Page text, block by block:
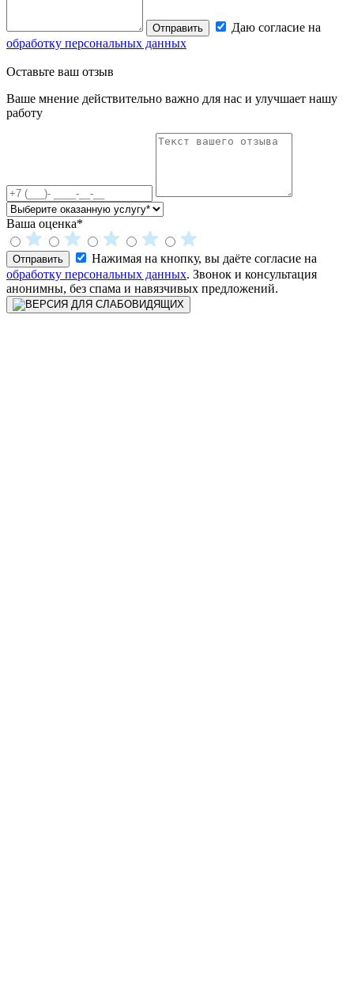
Отправить
Даю согласие на
обработку персональных данных
Оставьте ваш отзыв
Ваше мнение действительно важно для нас и улучшает нашу
работу
Ваша оценка*
Отправить
Нажимая на кнопку, вы даёте согласие на
обработку персональных данных. Звонок и консультация
анонимны, без спама и навязчивых предложений.